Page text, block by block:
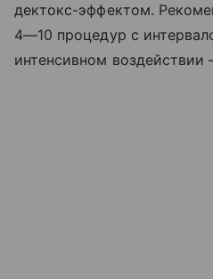
дектокс-эффектом.
4—10 процедур с
интенсивном